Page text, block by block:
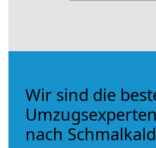
Wir sind die
nach